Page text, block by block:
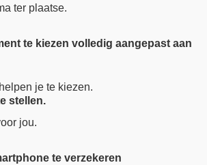
ter plaatse.
te kiezen volledig aangepast aan
je te kiezen.
stellen.
jou.
te verzekeren